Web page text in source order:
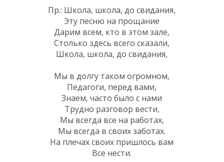
Пр.: Школа, школа, до свидания,
Эту песню на прощание
Дарим всем, кто в этом зале,
Столько здесь всего сказали,
Школа, школа, до свидания,
Мы в долгу таком огромном,
Педагоги, перед вами,
Знаем, часто было с нами
Трудно разговор вести,
Мы всегда все на работах,
Мы всегда в своих заботах.
На плечах своих пришлось вам
Все нести.